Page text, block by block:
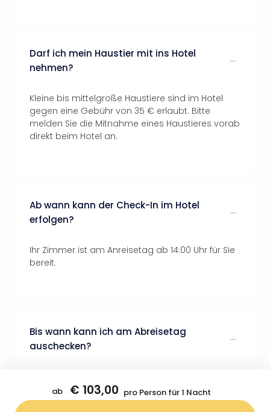
Darf ich mein Haustier mit ins Hotel
nehmen?
Kleine bis mittelgroße Haustiere sind im Hotel
gegen eine Gebühr von 35 € erlaubt. Bitte
melden Sie die Mitnahme eines Haustieres vorab
direkt beim Hotel an.
Ab wann kann der Check-In im Hotel
erfolgen?
Ihr Zimmer ist am Anreisetag ab 14:00 Uhr für Sie
bereit.
Bis wann kann ich am Abreisetag
auschecken?
erfolgen.
ab € 103,00 pro Person für 1 Nacht